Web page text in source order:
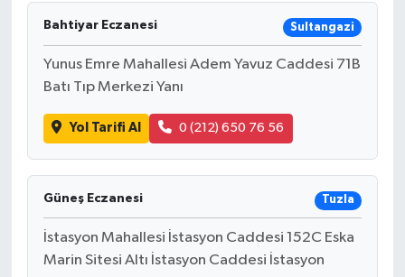
Bahtiyar Eczanesi Sultangazi
Yunus Emre Mahallesi Adem Yavuz Caddesi 71B
Batı Tıp Merkezi Yanı
Yol Tarifi Al 0 (212) 650 76 56
Güneş Eczanesi Tuzla
İstasyon Mahallesi İstasyon Caddesi 152C Eska
Marin Sitesi Altı İstasyon Caddesi İstasyon